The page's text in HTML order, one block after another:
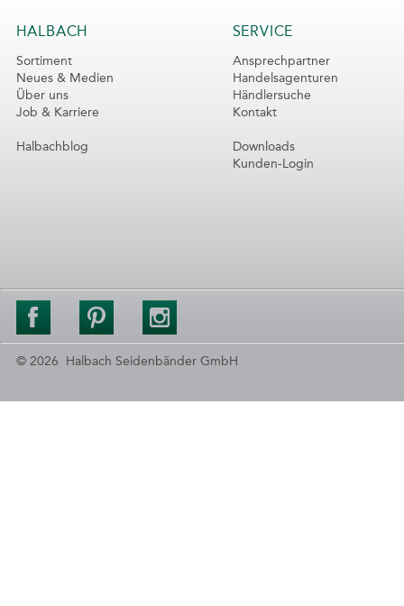
HALBACH
Sortiment
Neues & Medien
Über uns
Job & Karriere
Halbachblog
SERVICE
Ansprechpartner
Handelsagenturen
Händlersuche
Kontakt
Downloads
Kunden-Login
© 2026 Halbach Seidenbänder GmbH